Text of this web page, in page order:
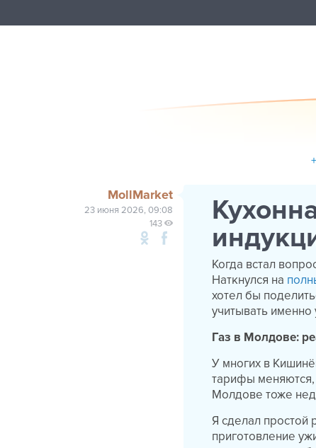
MollMarket
23 июня 2026, 09:08
143
Когда встал
Наткнулся на
хотел бы
учитывать именно
Газ в Молдове:
У многих в
тарифы меняются,
Молдове тоже
Я сделал простой
приготовление